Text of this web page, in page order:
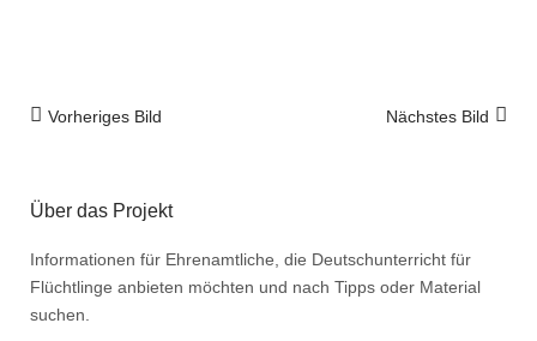
Nächstes Bild
Vorheriges Bild
Über das Projekt
Informationen für Ehrenamtliche, die Deutschunterricht für
Flüchtlinge anbieten möchten und nach Tipps oder Material
suchen.